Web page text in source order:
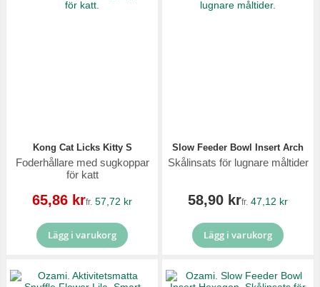
Kong Cat Licks Kitty S
Foderhållare med sugkoppar
för katt
Reapris
65,86 krfr. 57,72 kr
Lägg i varukorg
Slow Feeder Bowl Insert Arch
Skålinsats för lugnare måltider
58,90 krfr. 47,12 kr
Lägg i varukorg